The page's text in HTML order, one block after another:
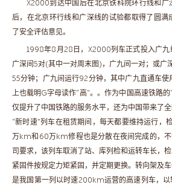
X2000到达中国后在北京铁科院环行线和广
后，在北京环行线和广深线的试验都取得了圆
了安全评估意见。
1998年8月28日，X2000列车正式投入广九
广深间5对(其中一对周末图)，广九间一对；或广
55分钟；广九间运行92分钟，其中广九直通车使
上也载明G字母读作“高”。。作为中国高速铁路
仅提升了中国铁路的服务水平，还为中国带来了全
“新时速”列车在租赁期间，每天都要维持运行，
万km和60万km修程也是分散在夜间完成的，
司要求，该列车取消了站、库列检和运转车长，
紧固件按规定力矩紧固，并定期更换。转向架及
是我国第一列以时速200km运营的高速列车，